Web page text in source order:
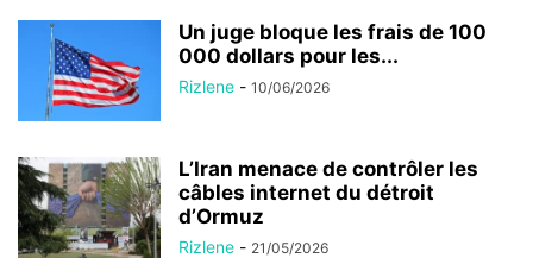
Un juge bloque les frais de 100
000 dollars pour les...
Rizlene - 10/06/2026
L’Iran menace de contrôler les
câbles internet du détroit
d’Ormuz
Rizlene - 21/05/2026